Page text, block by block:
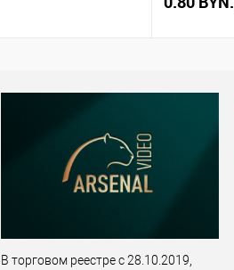
В торговом реестре с 28.10.2019,